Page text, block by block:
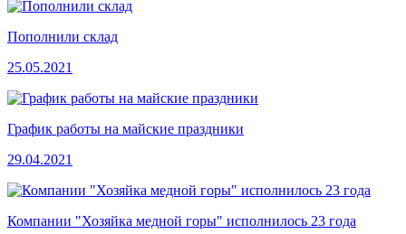
Пополнили склад
25.05.2021
График работы на майские праздники
29.04.2021
Компании "Хозяйка медной горы" исполнилось 23 года